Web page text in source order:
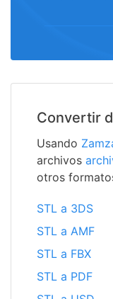
Convertir
Usando
archivos
otros
STL a 3DS
STL a AMF
STL a FBX
STL a PDF